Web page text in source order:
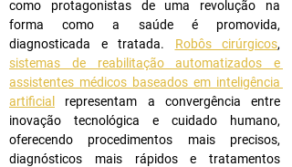
como protagonistas de uma revolução na
forma como a saúde é promovida,
diagnosticada e tratada. Robôs cirúrgicos
sistemas de reabilitação automatizados e
assistentes médicos baseados em inteligência
artificial
representam a convergência entre
inovação tecnológica e cuidado humano,
oferecendo procedimentos mais precisos,
diagnósticos mais rápidos e tratamentos